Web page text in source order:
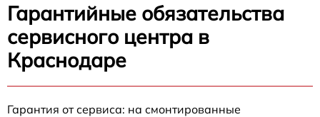
Гарантийные обязательства
сервисного центра в
Краснодаре
Гарантия от сервиса: на смонтированные